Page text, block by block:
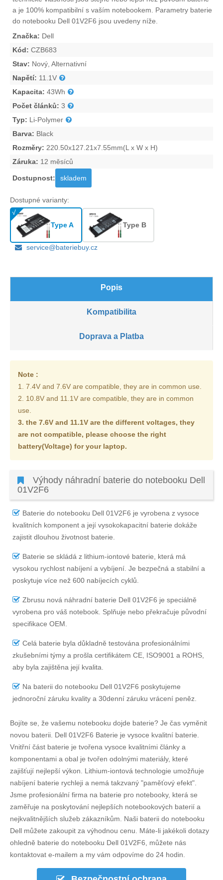
a je 100% kompatibilní s vaším notebookem. Parametry baterie
do notebooku Dell 01V2F6 jsou uvedeny níže.
Značka: Dell
Kód: CZB683
Stav: Nový, Alternativní
Napětí: 11.1V
Kapacita: 43Wh
Počet článků: 3
Typ: Li-Polymer
Barva: Black
Rozměry: 220.50x127.21x7.55mm(L x W x H)
Záruka: 12 měsíců
Dostupnost: skladem
Dostupné varianty:
Type A Type B
service@bateriebuy.cz
Popis
Kompatibilita
Doprava a Platba
Note :
1. 7.4V and 7.6V are compatible, they are in common use.
2. 10.8V and 11.1V are compatible, they are in common
use.
3. the 7.6V and 11.1V are the different voltages, they
are not compatible, please choose the right
battery(Voltage) for your laptop.
Výhody náhradní baterie do notebooku Dell
01V2F6
Baterie do notebooku Dell 01V2F6 je vyrobena z vysoce
kvalitních komponent a její vysokokapacitní baterie dokáže
zajistit dlouhou životnost baterie.
Baterie se skládá z lithium-iontové baterie, která má
vysokou rychlost nabíjení a vybíjení. Je bezpečná a stabilní a
poskytuje více než 600 nabíjecích cyklů.
Zbrusu nová náhradní baterie Dell 01V2F6 je speciálně
vyrobena pro váš notebook. Splňuje nebo překračuje původní
specifikace OEM.
Celá baterie byla důkladně testována profesionálními
zkušebními týmy a prošla certifikátem CE, ISO9001 a ROHS,
aby byla zajištěna její kvalita.
Na baterii do notebooku Dell 01V2F6 poskytujeme
jednoroční záruku kvality a 30denní záruku vrácení peněz.
Bojíte se, že vašemu notebooku dojde baterie? Je čas vyměnit
novou baterii. Dell 01V2F6 Baterie je vysoce kvalitní baterie.
Vnitřní část baterie je tvořena vysoce kvalitními články a
komponentami a obal je tvořen odolnými materiály, které
zajišťují nejlepší výkon. Lithium-iontová technologie umožňuje
nabíjení baterie rychleji a nemá takzvaný "paměťový efekt".
Jsme profesionální firma na baterie pro notebooky, která se
zaměřuje na poskytování nejlepších notebookových baterií a
nejkvalitnějších služeb zákazníkům. Naši baterii do notebooku
Dell můžete zakoupit za výhodnou cenu. Máte-li jakékoli dotazy
ohledně baterie do notebooku Dell 01V2F6 , můžete nás
kontaktovat e-mailem a my vám odpovíme do 24 hodin.